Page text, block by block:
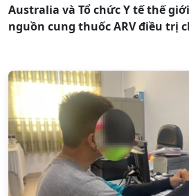
Australia và Tổ chức Y tế thế
nguồn cung thuốc ARV điều trị